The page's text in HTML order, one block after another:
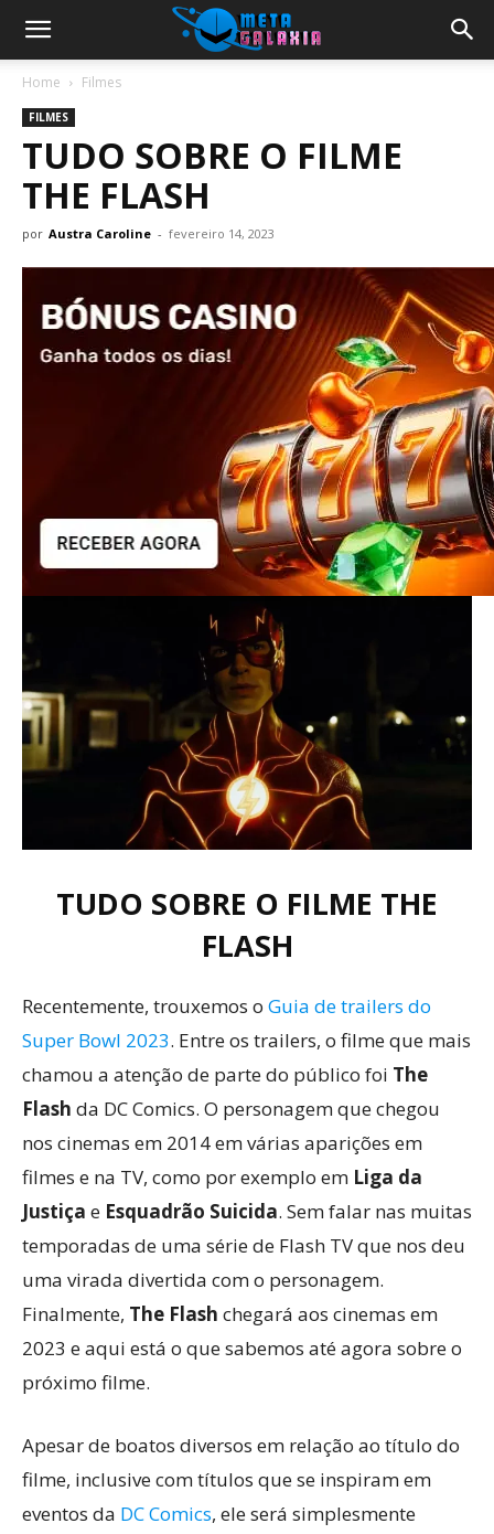
Home Filmes
FILMES
TUDO SOBRE O FILME
THE FLASH
por Austra Caroline - fevereiro 14, 2023
TUDO SOBRE O FILME THE
FLASH
Recentemente, trouxemos o Guia de trailers do
Super Bowl 2023. Entre os trailers, o filme que mais
chamou a atenção de parte do público foi The
Flash da DC Comics. O personagem que chegou
nos cinemas em 2014 em várias aparições em
filmes e na TV, como por exemplo em Liga da
Justiça e Esquadrão Suicida. Sem falar nas muitas
temporadas de uma série de Flash TV que nos deu
uma virada divertida com o personagem.
Finalmente, The Flash chegará aos cinemas em
2023 e aqui está o que sabemos até agora sobre o
próximo filme.
Apesar de boatos diversos em relação ao título do
filme, inclusive com títulos que se inspiram em
eventos da DC Comics, ele será simplesmente